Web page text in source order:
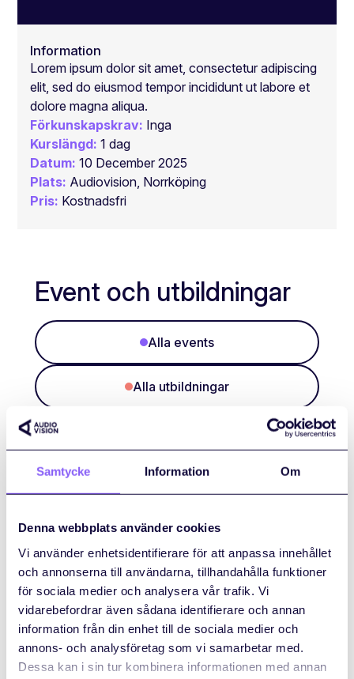
Samtycke Information Om
Denna webbplats använder cookies
Vi använder enhetsidentifierare för att anpassa innehållet
och annonserna till användarna, tillhandahålla funktioner
för sociala medier och analysera vår trafik. Vi
vidarebefordrar även sådana identifierare och annan
information från din enhet till de sociala medier och
annons- och analysföretag som vi samarbetar med.
Dessa kan i sin tur kombinera informationen med annan
Information
Lorem ipsum dolor sit amet, consectetur adipiscing
elit, sed do eiusmod tempor incididunt ut labore et
dolore magna aliqua.
Förkunskapskrav: Inga
Kurslängd: 1 dag
Datum: 10 December 2025
Plats: Audiovision, Norrköping
Pris: Kostnadsfri
Event och utbildningar
Alla events
Alla utbildningar
Aug
27
Auracast Pop-up
27 augusti 2026
Malmö Live Konserthus, Dag Hammarskjölds
torg 4
Event